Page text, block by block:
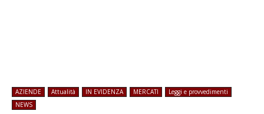
AZIENDE Attualità IN EVIDENZA MERCATI
Leggi e provvedimenti
NEWS